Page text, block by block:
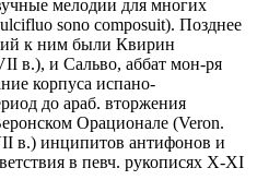
мелодии для многих
sono composuit). Позднее
к ним были Квирин
в.), и Сальво, аббат мон-ря
корпуса испано-
до араб. вторжения
Орационале (Veron.
в.) инципитов антифонов и
в певч. рукописях X-XI